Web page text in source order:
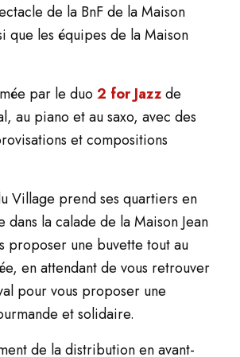
de la BnF de la Maison
que les équipes de la Maison
par le duo 2 for Jazz de
au piano et au saxo, avec des
et compositions
Village prend ses quartiers en
dans la calade de la Maison Jean
proposer une buvette tout au
en attendant de vous retrouver
pour vous proposer une
et solidaire.
de la distribution en avant-